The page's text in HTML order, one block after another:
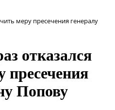
меру пресечения генералу
отказался
пресечения
Попову